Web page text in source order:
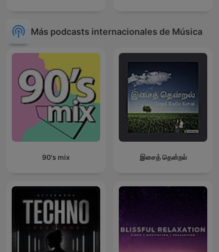
Más podcasts internacionales de Música
90's mix இசைத் தென்றல்